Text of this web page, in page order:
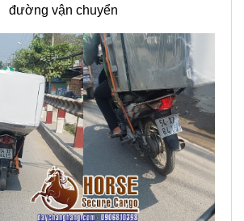
đường vận chuyển